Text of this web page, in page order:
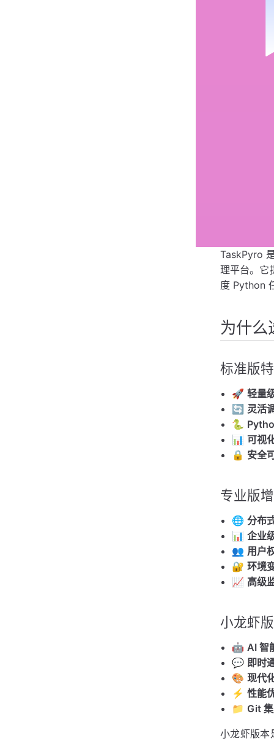
TaskPyro
理平台。它
度 Python
为什
标准版
🚀轻量
🔄 灵活
🐍
📊 可视
🔒 安全
专业版
🌐分布
📊企业
👥 用户
🔐环境
📈 高级
小龙虾
🤖AI 智
💬 即时
🎨现代
⚡性能
📁 Git
小龙虾版本